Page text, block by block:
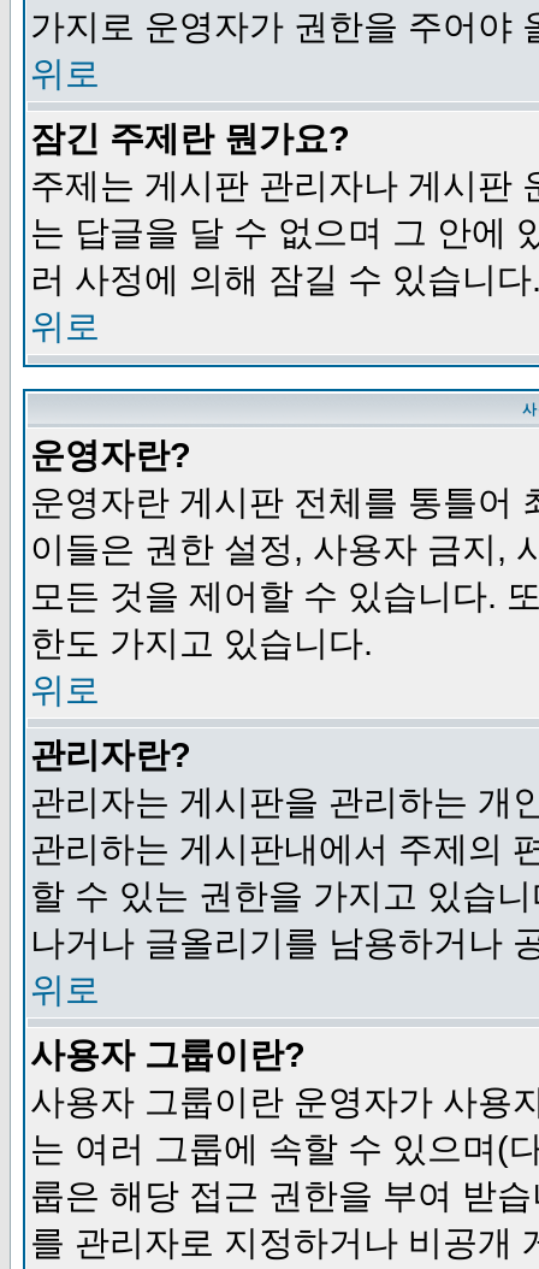
가지로 운영자가 권한을 주어야
위로
잠긴 주제란 뭔가요?
주제는 게시판 관리자나 게시판
는 답글을 달 수 없으며 그 안에
러 사정에 의해 잠길 수 있습니다
위로
운영자란?
운영자란 게시판 전체를 통틀어
이들은 권한 설정, 사용자 금지,
모든 것을 제어할 수 있습니다.
한도 가지고 있습니다.
위로
관리자란?
관리자는 게시판을 관리하는 개
관리하는 게시판내에서 주제의
할 수 있는 권한을 가지고 있습
나거나 글올리기를 남용하거나
위로
사용자 그룹이란?
사용자 그룹이란 운영자가 사용
는 여러 그룹에 속할 수 있으며(
룹은 해당 접근 권한을 부여 받
를 관리자로 지정하거나 비공개